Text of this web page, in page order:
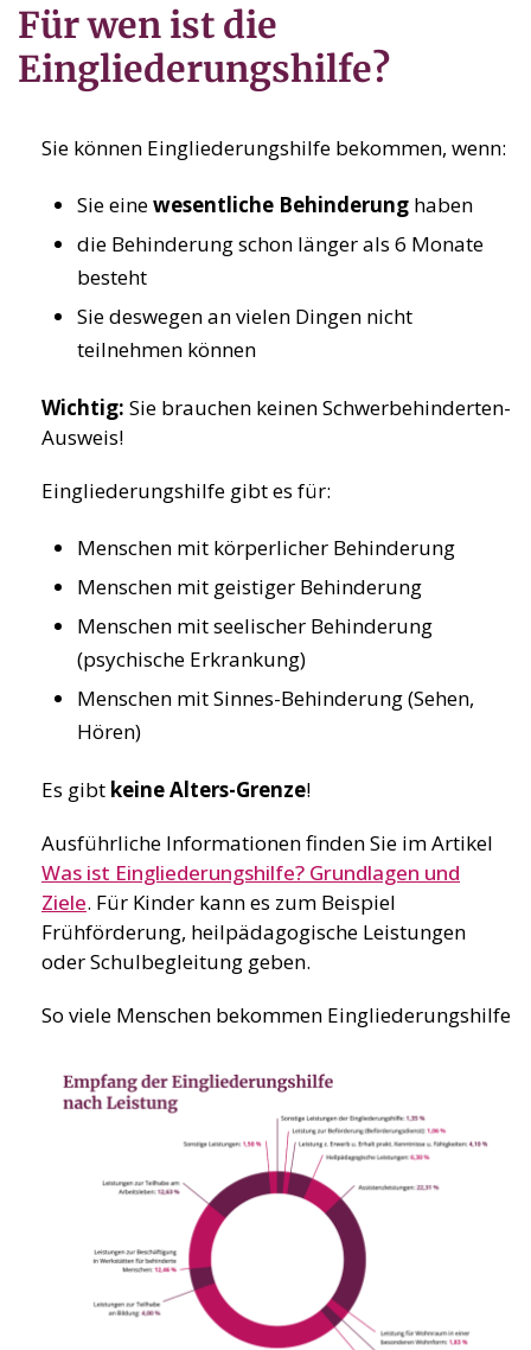
Für wen ist die
Eingliederungshilfe?
Sie können Eingliederungshilfe bekommen, wenn:
Sie einewesentliche Behinderung haben
die Behinderung schon länger als 6 Monate
besteht
Sie deswegen an vielen Dingen nicht
teilnehmen können
Wichtig: Sie brauchen keinen Schwerbehinderten-
Ausweis!
Eingliederungshilfe gibt es für:
Menschen mit körperlicher Behinderung
Menschen mit geistiger Behinderung
Menschen mit seelischer Behinderung
(psychische Erkrankung)
Menschen mit Sinnes-Behinderung (Sehen,
Hören)
Es gibt keine Alters-Grenze!
Ausführliche Informationen finden Sie im Artikel
Was ist Eingliederungshilfe? Grundlagen und
Ziele. Für Kinder kann es zum Beispiel
Frühförderung, heilpädagogische Leistungen
oder Schulbegleitung geben.
So viele Menschen bekommen Eingliederungshilfe